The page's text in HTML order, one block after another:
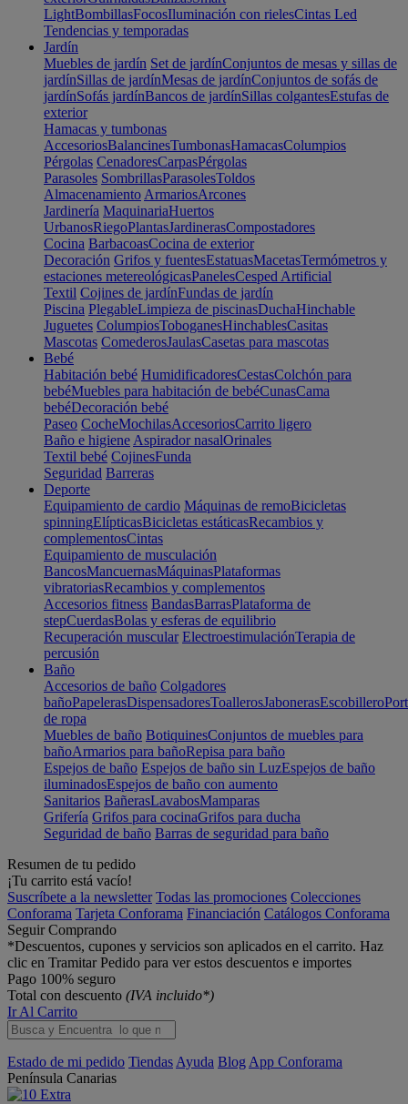
LightBombillasFocosIluminación con rielesCintas Led
Tendencias y temporadas
Jardín
Muebles de jardín Set de jardínConjuntos de mesas y sillas de
jardínSillas de jardínMesas de jardínConjuntos de sofás de
jardínSofás jardínBancos de jardínSillas colgantesEstufas de
exterior
Hamacas y tumbonas
AccesoriosBalancinesTumbonasHamacasColumpios
Pérgolas CenadoresCarpasPérgolas
Parasoles SombrillasParasolesToldos
Almacenamiento ArmariosArcones
Jardinería MaquinariaHuertos
UrbanosRiegoPlantasJardinerasCompostadores
Cocina BarbacoasCocina de exterior
Decoración Grifos y fuentesEstatuasMacetasTermómetros y
estaciones metereológicasPanelesCesped Artificial
Textil Cojines de jardínFundas de jardín
Piscina PlegableLimpieza de piscinasDuchaHinchable
Juguetes ColumpiosToboganesHinchablesCasitas
Mascotas ComederosJaulasCasetas para mascotas
Bebé
Habitación bebé HumidificadoresCestasColchón para
bebéMuebles para habitación de bebéCunasCama
bebéDecoración bebé
Paseo CocheMochilasAccesoriosCarrito ligero
Baño e higiene Aspirador nasalOrinales
Textil bebé CojinesFunda
Seguridad Barreras
Deporte
Equipamiento de cardio Máquinas de remoBicicletas
spinningElípticasBicicletas estáticasRecambios y
complementosCintas
Equipamiento de musculación
BancosMancuernasMáquinasPlataformas
vibratoriasRecambios y complementos
Accesorios fitness BandasBarrasPlataforma de
stepCuerdasBolas y esferas de equilibrio
Recuperación muscular ElectroestimulaciónTerapia de
percusión
Baño
Accesorios de baño Colgadores
bañoPapelerasDispensadoresToallerosJabonerasEscobillero
de ropa
Muebles de baño BotiquinesConjuntos de muebles para
bañoArmarios para bañoRepisa para baño
Espejos de baño Espejos de baño sin LuzEspejos de baño
iluminadosEspejos de baño con aumento
Sanitarios BañerasLavabosMamparas
Grifería Grifos para cocinaGrifos para ducha
Seguridad de baño Barras de seguridad para baño
Resumen de tu pedido
¡Tu carrito está vacío!
Suscríbete a la newsletter Todas las promociones Colecciones
Conforama Tarjeta Conforama Financiación Catálogos Conforama
Seguir Comprando
*Descuentos, cupones y servicios son aplicados en el carrito. Haz
clic en Tramitar Pedido para ver estos descuentos e importes
Pago 100% seguro
Total con descuento (IVA incluido*)
Ir Al Carrito
Estado de mi pedido Tiendas Ayuda Blog App Conforama
Península Canarias